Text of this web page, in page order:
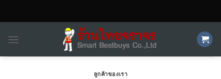
ลูกค้าของเรา